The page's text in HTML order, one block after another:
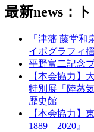
最新news：
「津藩 藤堂
イポグラフィ
平野富二記念
【本会協力】
特別展「陸蒸
歴史館
【本会協力】
1889 – 2020』